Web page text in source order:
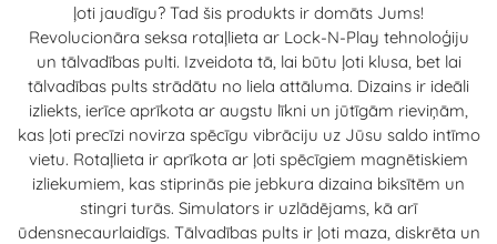
ļoti jaudīgu? Tad šis produkts ir domāts Jums!
Revolucionāra seksa rotaļlieta ar Lock-N-Play tehnoloģiju
un tālvadības pulti. Izveidota tā, lai būtu ļoti klusa, bet lai
tālvadības pults strādātu no liela attāluma. Dizains ir ideāli
izliekts, ierīce aprīkota ar augstu līkni un jūtīgām rieviņām,
kas ļoti precīzi novirza spēcīgu vibrāciju uz Jūsu saldo intīmo
vietu. Rotaļlieta ir aprīkota ar ļoti spēcīgiem magnētiskiem
izliekumiem, kas stiprinās pie jebkura dizaina biksītēm un
stingri turās. Simulators ir uzlādējams, kā arī
ūdensnecaurlaidīgs. Tālvadības pults ir ļoti maza, diskrēta un